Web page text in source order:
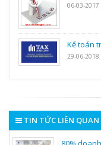
06-03-2017
Kế toán
29-06-2018
TIN TỨC LIÊN QUAN